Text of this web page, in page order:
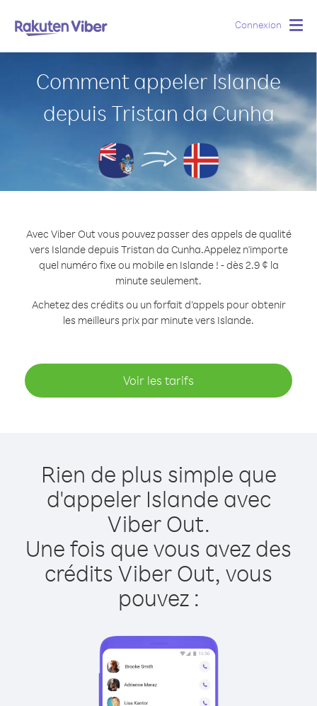
Connexion
Comment appeler Islande
depuis Tristan da Cunha
Avec Viber Out vous pouvez passer des appels de qualité
vers Islande depuis Tristan da Cunha.Appelez n'importe
quel numéro fixe ou mobile en Islande ! - dès 2.9 ¢ la
minute seulement.
Achetez des crédits ou un forfait d’appels pour obtenir
les meilleurs prix par minute vers Islande.
Voir les tarifs
Rien de plus simple que
d'appeler Islande avec
Viber Out.
Une fois que vous avez des
crédits Viber Out, vous
pouvez :